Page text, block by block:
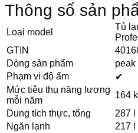
Thông số sản
Loại model
Tủ
GTIN
Dòng sản phẩm
peak
Phạm vi độ ẩm
✔
Mức tiêu thụ năng lượng
mỗi năm
164
Dung tích thực, tổng
287 l
Ngăn lạnh
217 l